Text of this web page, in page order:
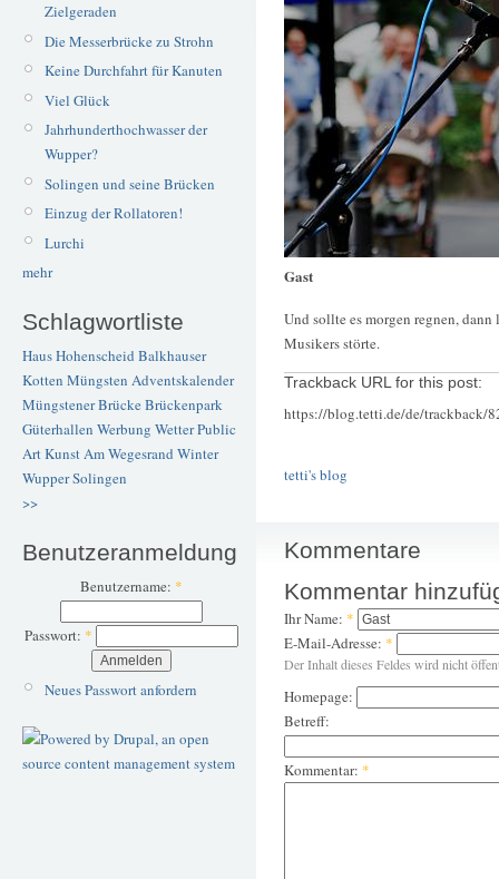
Zielgeraden
Die Messerbrücke zu Strohn
Keine Durchfahrt für Kanuten
Viel Glück
Jahrhunderthochwasser der
Wupper?
Solingen und seine Brücken
Einzug der Rollatoren!
Lurchi
mehr
Schlagwortliste
Haus Hohenscheid Balkhauser
Kotten Müngsten Adventskalender
Müngstener BrückeBrückenpark
Güterhallen Werbung WetterPublic
ArtKunstAm Wegesrand Winter
WupperSolingen
>>
Benutzeranmeldung
Benutzername: *
Passwort: *
Neues Passwort anfordern
Gast
Und sollte es morgen regnen,
Musikers störte.
Trackback URL for this post:
https://blog.tetti.de/de/trackback/
tetti's blog
Kommentare
Kommentar
Ihr Name: *
E-Mail-Adresse: *
Der Inhalt dieses Feldes wird nicht
Homepage:
Betreff:
Kommentar: *